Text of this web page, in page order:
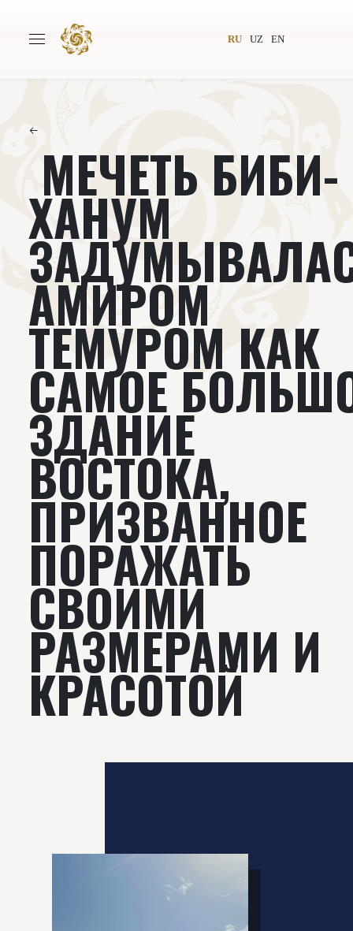
RU UZ EN
Авторы Всемирное общество
Издательство
Проекты Подкасты
Книги Видеолекторий
←
МЕЧЕТЬ БИБИ-
ХАНУМ
АМИРОМ
ТЕМУРОМ КАК
САМОЕ
ЗДАНИЕ
ВОСТОКА,
ПРИЗВАННОЕ
ПОРАЖАТЬ
СВОИМИ
РАЗМЕРАМИ И
КРАСОТОЙ